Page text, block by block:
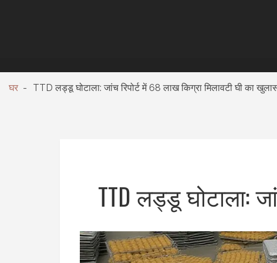
घर TTD लड्डू घोटाला: जांच रिपोर्ट में 68 लाख किग्रा मिलावटी घी का
TTD लड्डू घोटाला: